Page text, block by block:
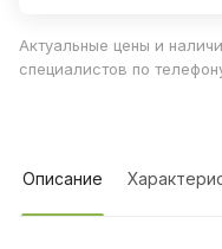
Актуальные цены и
специалистов по
Описание